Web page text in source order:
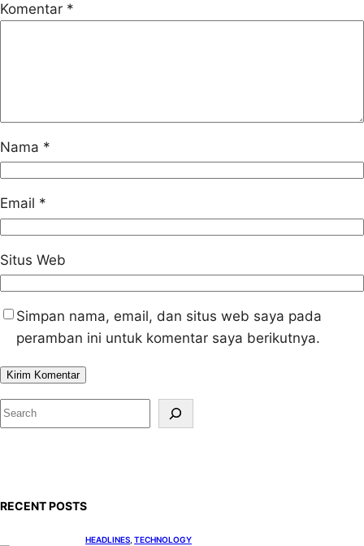
Komentar *
Nama *
Email *
Situs Web
Simpan nama, email, dan situs web saya pada
peramban ini untuk komentar saya berikutnya.
S
e
RECENT POSTS
HEADLINES TECHNOLOGY